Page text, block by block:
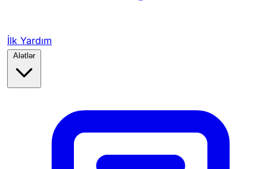
İlk Yardım
Alətlər